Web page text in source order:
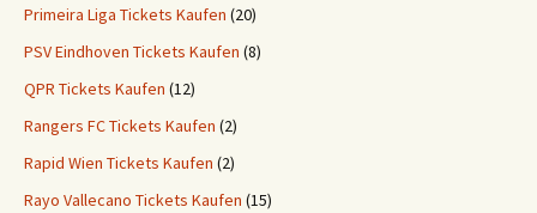
Primeira Liga Tickets Kaufen (20)
PSV Eindhoven Tickets Kaufen (8)
QPR Tickets Kaufen (12)
Rangers FC Tickets Kaufen (2)
Rapid Wien Tickets Kaufen (2)
Rayo Vallecano Tickets Kaufen (15)